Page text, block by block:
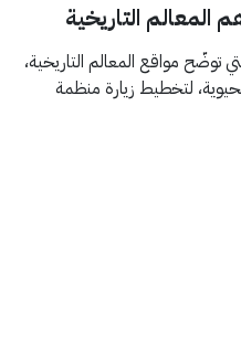
التاريخية
توضّح مواقع المعالم التاريخية،
لتخطيط زيارة منظمة